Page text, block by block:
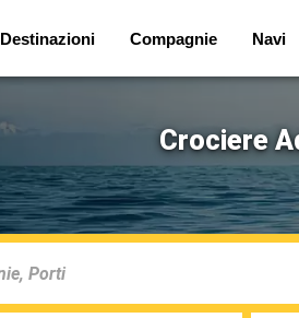
Destinazioni Compagnie Navi
Crociere